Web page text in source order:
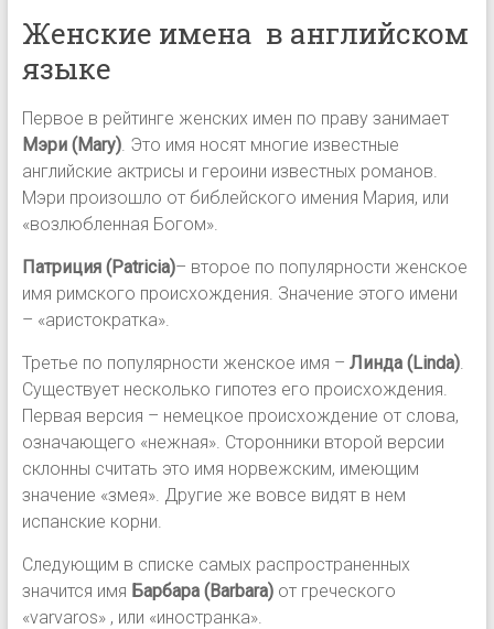
Женские имена в английском
языке
Первое в рейтинге женских имен по праву занимает
Мэри (Mary). Это имя носят многие известные
английские актрисы и героини известных романов.
Мэри произошло от библейского имения Мария, или
«возлюбленная Богом».
Патриция (Patricia)– второе по популярности женское
имя римского происхождения. Значение этого имени
– «аристократка».
Третье по популярности женское имя – Линда (Linda).
Существует несколько гипотез его происхождения.
Первая версия – немецкое происхождение от слова,
означающего «нежная». Сторонники второй версии
склонны считать это имя норвежским, имеющим
значение «змея». Другие же вовсе видят в нем
испанские корни.
Следующим в списке самых распространенных
значится имя Барбара (Barbara)от греческого
«varvaros» , или «иностранка».